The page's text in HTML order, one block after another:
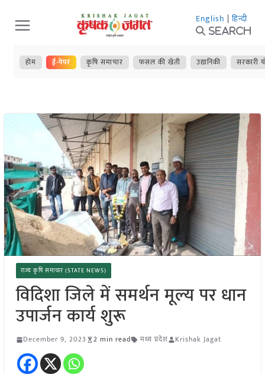
Skip
to
content
English | हिन्दी
Search
होम ई-पेपर कृषि समाचार फसल की खेती उद्यानिकी सरकारी
राज्य कृषि समाचार (STATE NEWS)
विदिशा जिले में समर्थन मूल्य पर धान
उपार्जन कार्य शुरू
December 9, 2023 2 min read मध्य प्रदेश Krishak Jagat